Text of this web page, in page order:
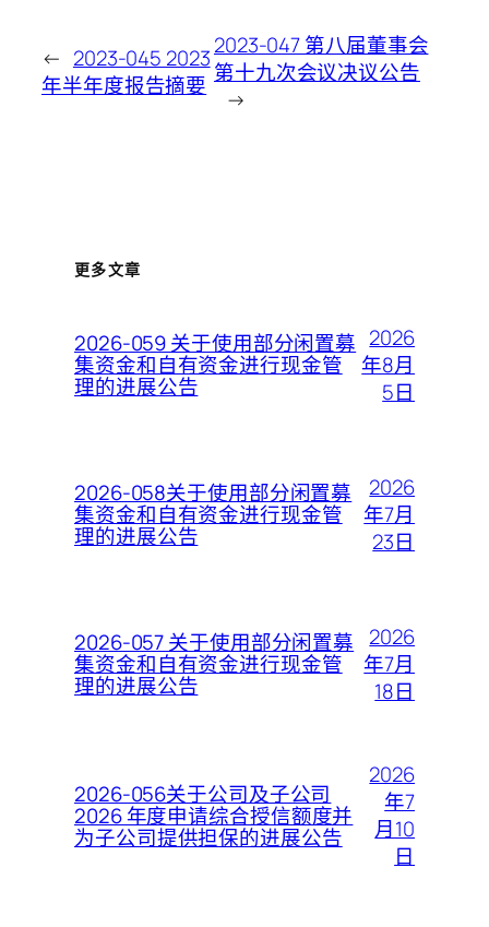
← 2023-045 2023
年半年度报告摘要
2023-047 第八届董事会
第十九次会议决议公告
→
更多文章
2026-059 关于使用部分闲置募
集资金和自有资金进行现金管
理的进展公告
2026
年8月
5日
2026-058关于使用部分闲置募
集资金和自有资金进行现金管
理的进展公告
2026
年7月
23日
2026-057 关于使用部分闲置募
集资金和自有资金进行现金管
理的进展公告
2026
年7月
18日
2026-056关于公司及子公司
2026 年度申请综合授信额度并
为子公司提供担保的进展公告
2026
年7
月10
日